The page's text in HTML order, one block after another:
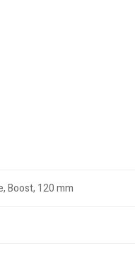
Boost, 120 mm